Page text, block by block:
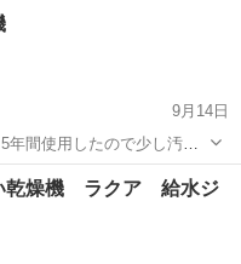
アピールポイント】状態は
電
9月14日
ので、問題なく使用できる
電 食洗機
乾燥機 ラクア 給水ジ